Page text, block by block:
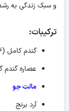
و سبک زندگی به
ترکیبات:
گندم کامل (۸۶٪)
عصاره گندم
مالت جو
آرد برنج